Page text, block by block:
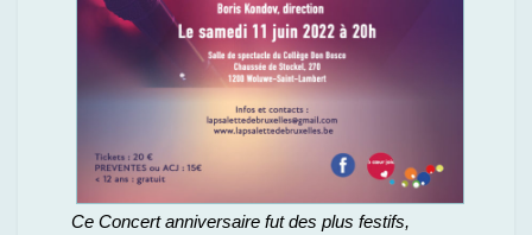
Ce Concert anniversaire fut des plus festifs,